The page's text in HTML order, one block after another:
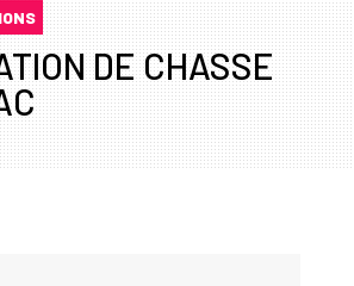
DE CHASSE